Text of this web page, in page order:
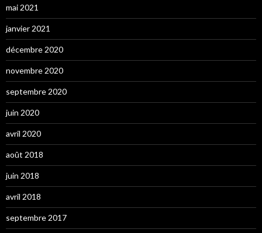
mai 2021
janvier 2021
décembre 2020
novembre 2020
septembre 2020
juin 2020
avril 2020
août 2018
juin 2018
avril 2018
septembre 2017